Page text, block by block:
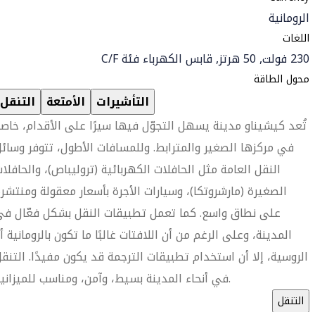
الرومانية
اللغات
230 فولت, 50 هرتز, قابس الكهرباء فئة C/F
محول الطاقة
التنقل الأمتعة التأشيرات
تُعد كيشيناو مدينة يسهل التجوّل فيها سيرًا على الأقدام،
في مركزها الصغير والمترابط. وللمسافات الأطول، تتوفر
النقل العامة مثل الحافلات الكهربائية (تروليباص)،
الصغيرة (مارشروتكا)، وسيارات الأجرة بأسعار معقولة
على نطاق واسع. كما تعمل تطبيقات النقل بشكل فعّال
المدينة، وعلى الرغم من أن اللافتات غالبًا ما تكون بالرومانية
الروسية، إلا أن استخدام تطبيقات الترجمة قد يكون مفيدًا.
في أنحاء المدينة بسيط، وآمن، ومناسب للميزانية.
التنقل